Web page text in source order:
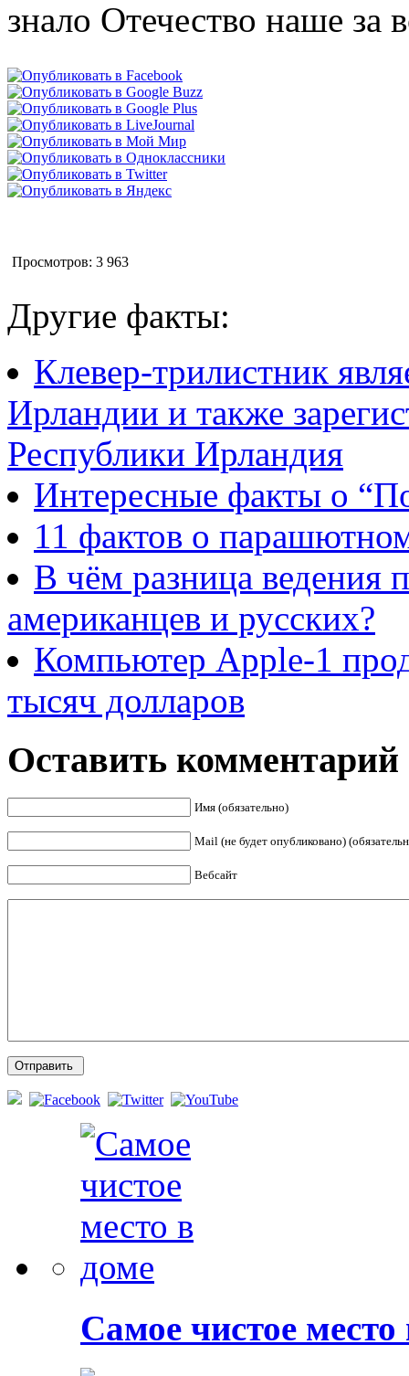
знало Отечество наше за
Просмотров: 3 963
Другие факты:
Клевер-трилистник
Ирландии и также
Республики Ирландия
Интересные факты о
11 фактов о
В чём разница ведения
американцев и русских?
Компьютер Apple-1
тысяч долларов
Оставить комментарий
Имя (обязательно)
Mail (не будет опубликовано)
Вебсайт
Самое чистое место